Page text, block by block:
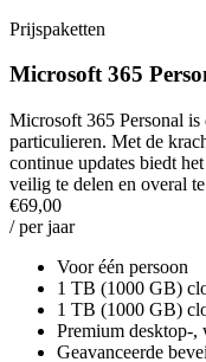
Prijspaketten
Microsoft 365
Microsoft 365 Personal
particulieren. Met de
continue updates biedt
veilig te delen en overal
€69,00
/ per jaar
Voor één persoon
1 TB (1000 GB)
1 TB (1000 GB)
Premium desktop-,
Geavanceerde